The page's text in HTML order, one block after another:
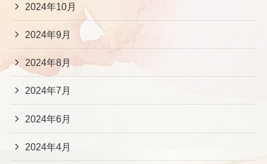
2024年10月
2024年9月
2024年8月
2024年7月
2024年6月
2024年4月